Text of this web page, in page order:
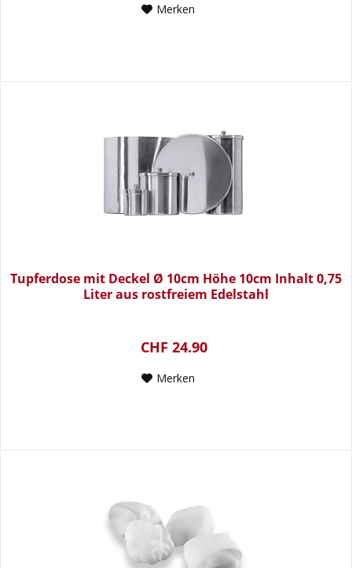
Merken
Tupferdose mit Deckel Ø 10cm Höhe 10cm Inhalt 0,75
Liter aus rostfreiem Edelstahl
CHF 24.90
Merken